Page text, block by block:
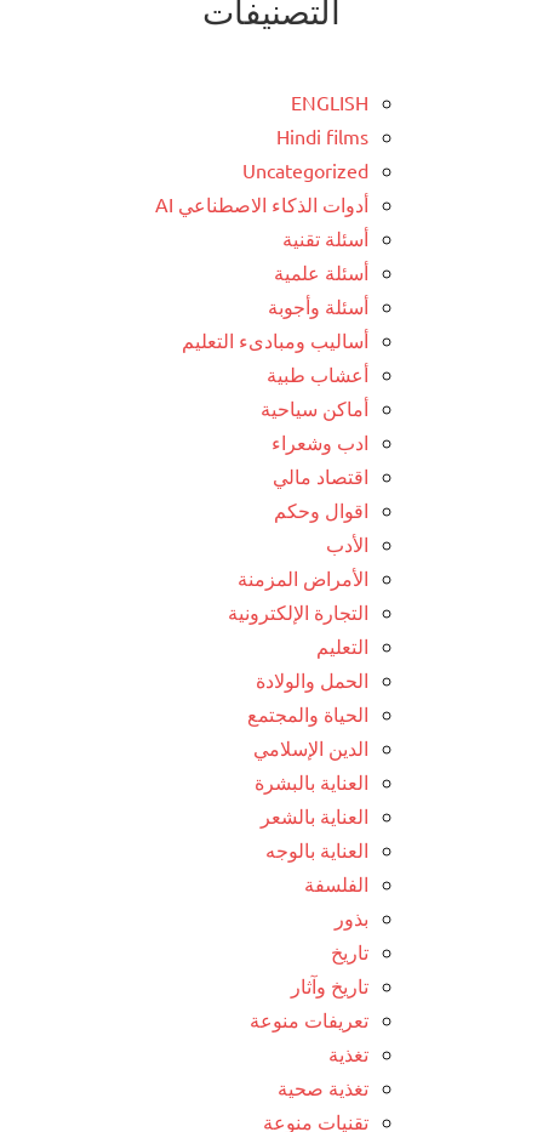
التصنيفات
ENGLISH
Hindi films
Uncategorized
أدوات الذكاء الاصطناعي AI
أسئلة تقنية
أسئلة علمية
أسئلة وأجوبة
أساليب ومبادىء التعليم
أعشاب طبية
أماكن سياحية
ادب وشعراء
اقتصاد مالي
اقوال وحكم
الأدب
الأمراض المزمنة
التجارة الإلكترونية
التعليم
الحمل والولادة
الحياة والمجتمع
الدين الإسلامي
العناية بالبشرة
العناية بالشعر
العناية بالوجه
الفلسفة
بذور
تاريخ
تاريخ وآثار
تعريفات منوعة
تغذية
تغذية صحية
تقنيات منوعة